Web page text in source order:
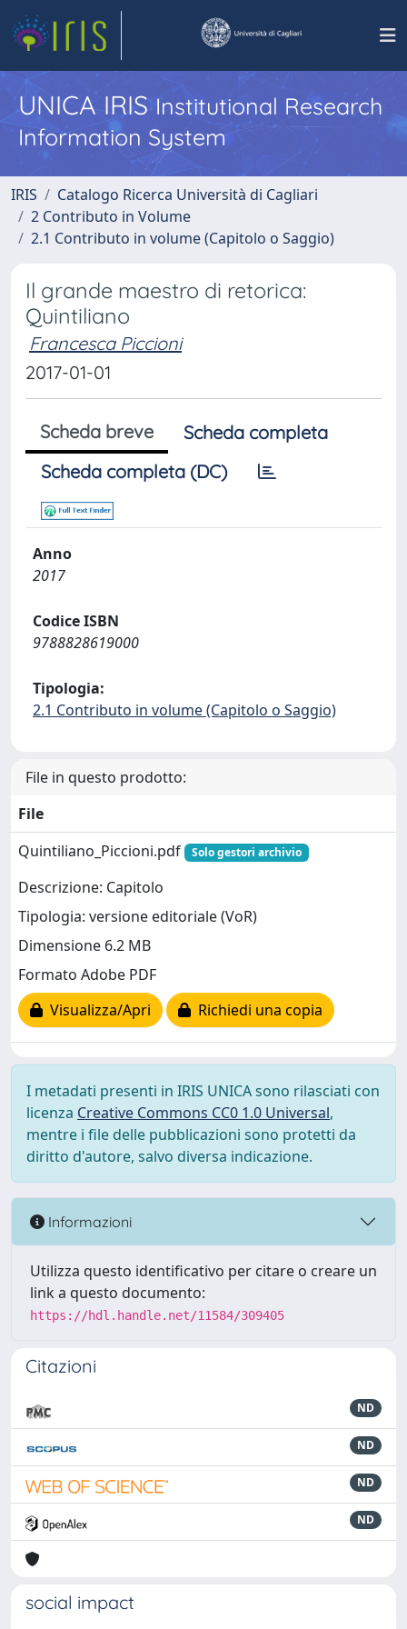
UNICA IRISInstitutional Research
Information System
IRIS
Catalogo Ricerca Università di Cagliari
2 Contributo in Volume
2.1 Contributo in volume (Capitolo o Saggio)
Il grande maestro di retorica:
Quintiliano
Francesca Piccioni
2017-01-01
Scheda breve
Scheda completa
Scheda completa (DC)
Anno
2017
Codice ISBN
9788828619000
Tipologia:
2.1 Contributo in volume (Capitolo o Saggio)
File in questo prodotto:
File
Quintiliano_Piccioni.pdf
Solo gestori archivio
Descrizione: Capitolo
Tipologia: versione editoriale (VoR)
Dimensione 6.2 MB
Formato Adobe PDF
Visualizza/Apri
Richiedi una copia
I metadati presenti in IRIS UNICA sono rilasciati con
licenza Creative Commons CC0 1.0 Universal,
mentre i file delle pubblicazioni sono protetti da
diritto d'autore, salvo diversa indicazione.
Informazioni
Utilizza questo identificativo per citare o creare un
link a questo documento:
https://hdl.handle.net/11584/309405
Citazioni
ND
ND
ND
ND
social impact